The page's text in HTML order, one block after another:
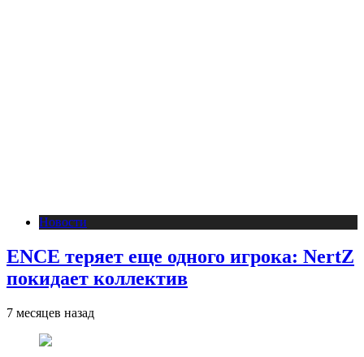
Новости
ENCE теряет еще одного игрока: NertZ
покидает коллектив
7 месяцев назад